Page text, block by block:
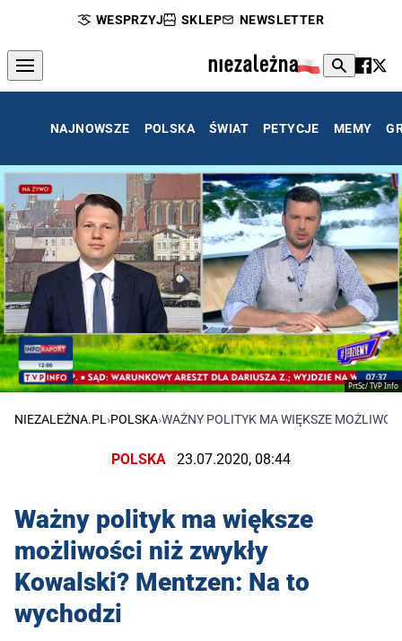
WESPRZYJ SKLEP NEWSLETTER
NAJNOWSZE POLSKA ŚWIAT PETYCJE MEMY
PrtSc/ TVP Info
NIEZALEŻNA.PL ›POLSKA›WAŻNY POLITYK MA WIĘKSZE
POLSKA 23.07.2020, 08:44
Ważny polityk ma większe
możliwości niż zwykły
Kowalski? Mentzen: Na to
wychodzi